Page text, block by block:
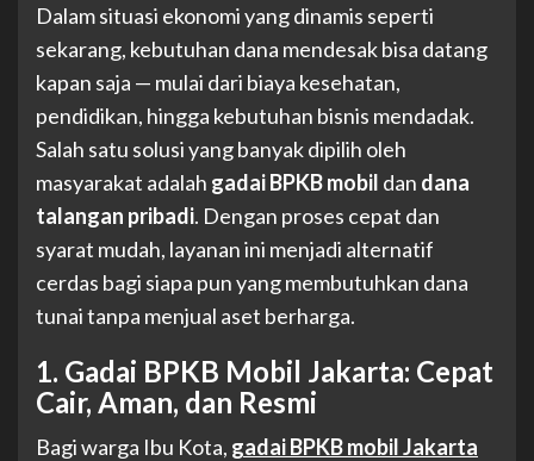
Dalam situasi ekonomi yang dinamis seperti
sekarang, kebutuhan dana mendesak bisa datang
kapan saja — mulai dari biaya kesehatan,
pendidikan, hingga kebutuhan bisnis mendadak.
Salah satu solusi yang banyak dipilih oleh
masyarakat adalah gadai BPKB mobil dan dana
talangan pribadi. Dengan proses cepat dan
syarat mudah, layanan ini menjadi alternatif
cerdas bagi siapa pun yang membutuhkan dana
tunai tanpa menjual aset berharga.
1. Gadai BPKB Mobil Jakarta: Cepat
Cair, Aman, dan Resmi
Bagi warga Ibu Kota, gadai BPKB mobil Jakarta